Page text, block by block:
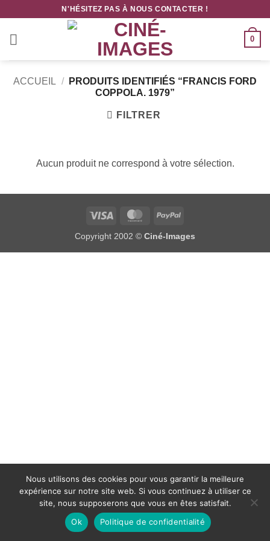
contenu
N'HÉSITEZ PAS À NOUS CONTACTER !
0
ACCUEIL /
PRODUITS IDENTIFIÉS “FRANCIS FORD
COPPOLA. 1979”
FILTRER
Aucun produit ne correspond à votre sélection.
Visa MasterCardPayPal
Copyright 2002 © Ciné-Images
Nous utilisons des cookies pour vous garantir la meilleure
expérience sur notre site web. Si vous continuez à utiliser ce
site, nous supposerons que vous en êtes satisfait.
Ok
Politique de confidentialité